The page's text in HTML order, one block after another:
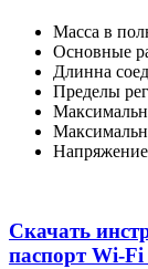
Масса в
Основные
Длинна
Пределы
Скачать
паспорт Wi-Fi